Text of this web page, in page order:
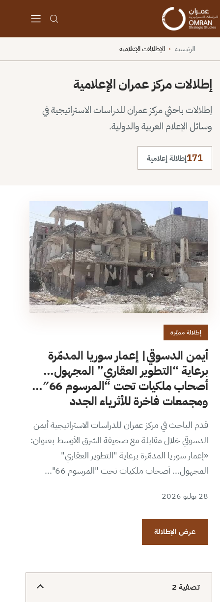
الرئيسية › الإطلالات الإعلامية
إطلالات مركز عمران الإعلامية
إطلالات باحثي مركز عمران للدراسات الاستراتيجية في
وسائل الإعلام العربية والدولية.
171إطلالة إعلامية
إطلالة مميّزة
أيمن الدسوقي| إعمار سوريا المدمّرة
برعاية “التطوير العقاري” المجهول…
أصحاب ملكيات تحت “المرسوم 66″…
ومجمعات فاخرة للأثرياء الجدد
قدم الباحث في مركز عمران للدراسات الاستراتيجية أيمن
الدسوقي خلال مقابلة مع صحيفة الشرق الأوسط بعنوان:
«إعمار سوريا المدمّرة برعاية "التطوير العقاري"
المجهول... أصحاب ملكيات تحت "المرسوم 66"...
28 يوليو 2026
عرض الإطلالة
تصفية 2